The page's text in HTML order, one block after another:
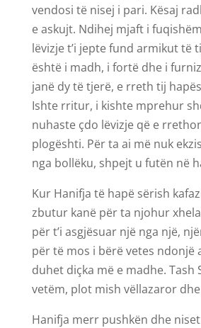
vendosi të nisej i pari. Kësaj
e askujt. Ndihej mjaft i
lëvizje t’i jepte fund armikut të
është i madh, i fortë dhe i
janë dy të tjerë, e rreth tij
Ishte rritur, i kishte mprehur
nuhaste çdo lëvizje që e
plogështi. Për ta ai më nuk
nga bollëku, shpejt u futën në
Kur Hanifja të hapë sërish
zbutur kanë për ta njohur
për t’i asgjësuar një nga një,
për të mos i bërë vetes ndonjë
duhet diçka më e madhe. Tash
vetëm, plot mish vëllazaror
Hanifja merr pushkën dhe